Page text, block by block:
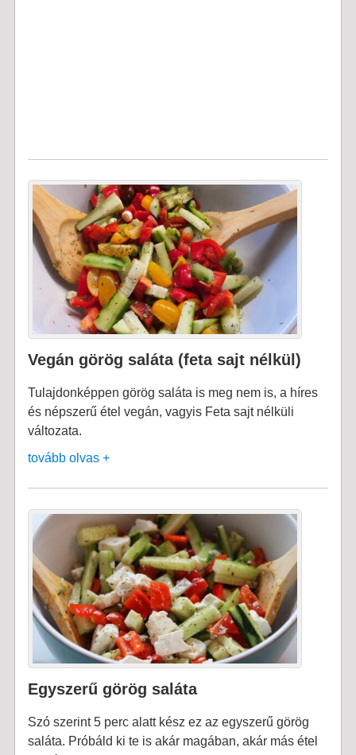
Vegán görög saláta (feta sajt nélkül)
Tulajdonképpen görög saláta is meg nem is, a híres
és népszerű étel vegán, vagyis Feta sajt nélküli
változata.
tovább olvas +
Egyszerű görög saláta
Szó szerint 5 perc alatt kész ez az egyszerű görög
saláta. Próbáld ki te is akár magában, akár más étel